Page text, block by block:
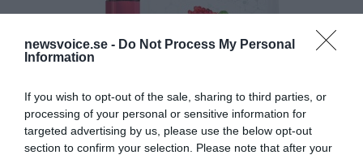
newsvoice.se - Do Not Process My Personal
Information
If you wish to opt-out of the sale, sharing to third parties, or
processing of your personal or sensitive information for
targeted advertising by us, please use the below opt-out
section to confirm your selection. Please note that after your